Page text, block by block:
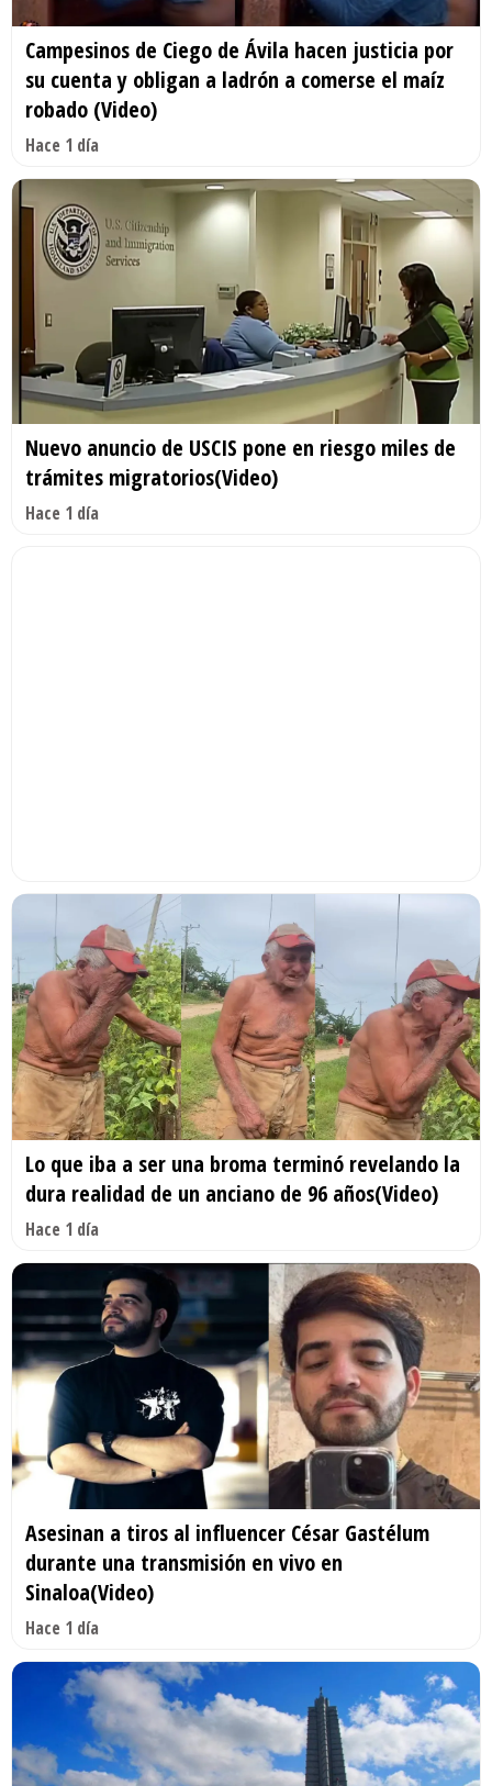
Campesinos de Ciego de Ávila hacen justicia por
su cuenta y obligan a ladrón a comerse el maíz
robado (Video)
Hace 1 día
Nuevo anuncio de USCIS pone en riesgo miles de
trámites migratorios(Video)
Hace 1 día
Lo que iba a ser una broma terminó revelando la
dura realidad de un anciano de 96 años(Video)
Hace 1 día
Asesinan a tiros al influencer César Gastélum
durante una transmisión en vivo en
Sinaloa(Video)
Hace 1 día